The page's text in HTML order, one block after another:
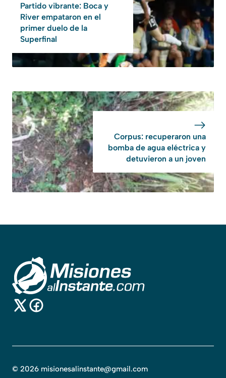
Partido vibrante: Boca y
River empataron en el
primer duelo de la
Superfinal
Corpus: recuperaron una
bomba de agua eléctrica y
detuvieron a un joven
© 2026 misionesalinstante@gmail.com